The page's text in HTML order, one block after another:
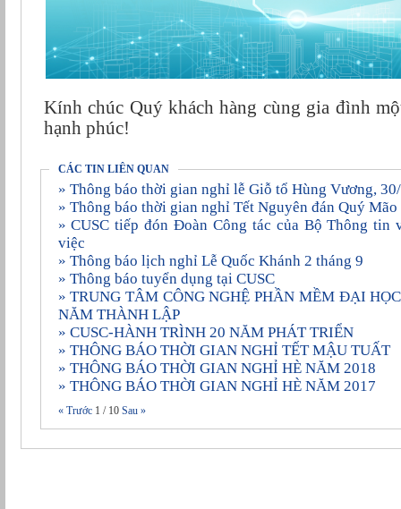
Kính chúc Quý khách hàng cùng gia đình
hạnh phúc!
CÁC TIN LIÊN QUAN
» Thông báo thời gian nghỉ lễ Giỗ tổ Hùng Vương,
» Thông báo thời gian nghỉ Tết Nguyên đán Quý
» CUSC tiếp đón Đoàn Công tác của Bộ Thông tin và Truyền thông đến làm
việc
» Thông báo lịch nghỉ Lễ Quốc Khánh 2 tháng 9
» Thông báo tuyển dụng tại CUSC
» TRUNG TÂM CÔNG NGHỆ PHẦN MỀM ÐẠI HỌC CẦN THƠ KỶ NIỆM 20
NĂM THÀNH LẬP
» CUSC-HÀNH TRÌNH 20 NĂM PHÁT TRIỂN
» THÔNG BÁO THỜI GIAN NGHỈ TẾT MẬU TUẤT
» THÔNG BÁO THỜI GIAN NGHỈ HÈ NĂM 2018
» THÔNG BÁO THỜI GIAN NGHỈ HÈ NĂM 2017
« Trước 1 / 10 Sau »